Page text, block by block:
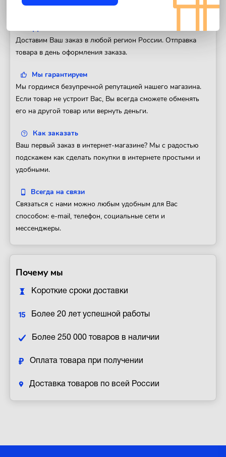
Полезная информация
Доставим Ваш заказ в любой регион России. Отправка
товара в день оформления заказа.
Мы гарантируем
Мы гордимся безупречной репутацией нашего магазина.
Если товар не устроит Вас, Вы всегда сможете обменять
его на другой товар или вернуть деньги.
Как заказать
Ваш первый заказ в интернет-магазине? Мы с радостью
подскажем как сделать покупки в интернете простыми и
удобными.
Всегда на связи
Связаться с нами можно любым удобным для Вас
способом: e-mail, телефон, социальные сети и
мессенджеры.
Почему мы
Короткие сроки доставки
Более 20 лет успешной работы
Более 250 000 товаров в наличии
Оплата товара при получении
Доставка товаров по всей России